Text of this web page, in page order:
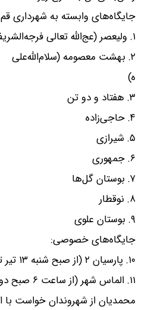
جایگاه‌های وابسته به شهرداری قم (طی
۱. ولیعصر (عج‌الله تعالی فرجه‌الشریف)
۲. بهشت معصومه (سلام‌الله‌علی
ه)
۳. هفتاد و دو تن
۴. حاجی‌زاده
۵. شیرازی
۶. جمهوری
۷. بوستان گل‌ها
۸. نوقطار
۹. بوستان علوی
جایگاه‌های خصوصی:
۱۰. پارسیان ۲ (از صبح شنبه ۱۳ تیر تا صبح شنبه ۲۰ تیر ماه)
۱۱. الماس شهر (از ساعت ۶ صبح دوشنبه ۱۵ تیر تا ۶ صبح چهارشنبه ۱۷ تیر)
محمدیان از شهروندان خواست